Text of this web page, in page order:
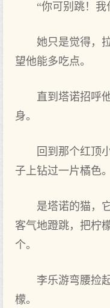
“你可‌别跳！
她只是觉得，
望他能多吃点。
直到塔诺招呼
身。
回到那个红顶
子上钻过一片橘色。
是塔诺的猫，
客气地蹬跳，把柠
个。
李乐游弯腰捡
檬。